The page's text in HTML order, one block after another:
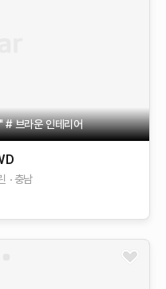
브라운 인테리어
충남